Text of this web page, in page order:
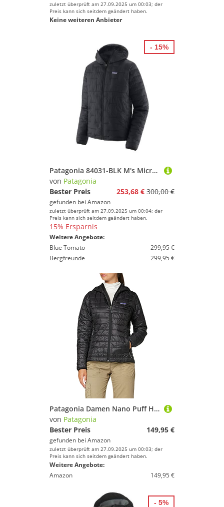
zuletzt überprüft am 27.09.2025 um 00:03; der
Preis kann sich seitdem geändert haben.
Keine weiteren Anbieter
Patagonia 84031-BLK M's Micro Puff Hoody Jacket Men's Black XL
von Patagonia
Bester Preis
253,68 € 300,00 €
gefunden bei Amazon
zuletzt überprüft am 27.09.2025 um 00:04; der
Preis kann sich seitdem geändert haben.
15% Ersparnis
Weitere Angebote:
Blue Tomato
299,95 €
Bergfreunde
299,95 €
- 15%
Patagonia Damen Nano Puff Hoody, Schwarz, XS
von Patagonia
Bester Preis
149,95 €
gefunden bei Amazon
zuletzt überprüft am 27.09.2025 um 00:03; der
Preis kann sich seitdem geändert haben.
Weitere Angebote:
Amazon
149,95 €
- 5%